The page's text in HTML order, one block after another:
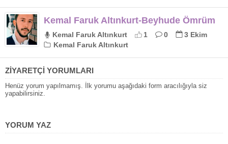
Kemal Faruk Altınkurt-Beyhude Ömrüm
Kemal Faruk Altınkurt 1 0
3 Ekim
Kemal Faruk Altınkurt
ZİYARETÇİ YORUMLARI
Henüz yorum yapılmamış. İlk yorumu aşağıdaki form aracılığıyla siz
yapabilirsiniz.
YORUM YAZ